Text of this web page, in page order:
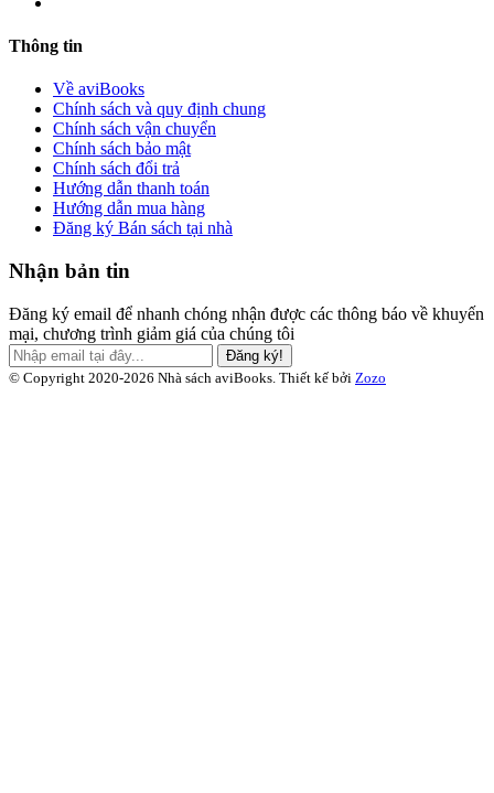
Thông tin
Về aviBooks
Chính sách và quy định chung
Chính sách vận chuyển
Chính sách bảo mật
Chính sách đổi trả
Hướng dẫn thanh toán
Hướng dẫn mua hàng
Đăng ký Bán sách tại nhà
Nhận bản tin
Đăng ký email để nhanh chóng nhận được các thông báo về khuyến
mại, chương trình giảm giá của chúng tôi
Đăng ký!
© Copyright 2020-2026 Nhà sách aviBooks. Thiết kế bởi Zozo